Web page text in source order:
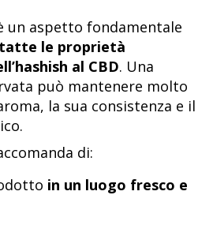
un aspetto fondamentale
le proprietà
al CBD. Una
può mantenere molto
la sua consistenza e il
di:
in un luogo fresco e